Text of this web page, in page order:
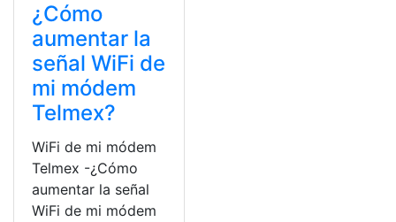
¿Cómo
aumentar la
señal WiFi de
mi módem
Telmex?
WiFi de mi módem
Telmex -¿Cómo
aumentar la señal
WiFi de mi módem